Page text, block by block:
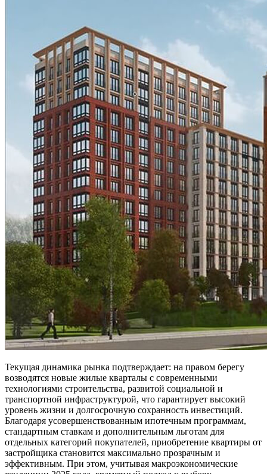
Текущая динамика рынка подтверждает: на правом берегу
возводятся новые жилые кварталы с современными
технологиями строительства, развитой социальной и
транспортной инфраструктурой, что гарантирует высокий
уровень жизни и долгосрочную сохранность инвестиций.
Благодаря усовершенствованным ипотечным программам,
стандартным ставкам и дополнительным льготам для
отдельных категорий покупателей, приобретение квартиры от
застройщика становится максимально прозрачным и
эффективным. При этом, учитывая макроэкономические